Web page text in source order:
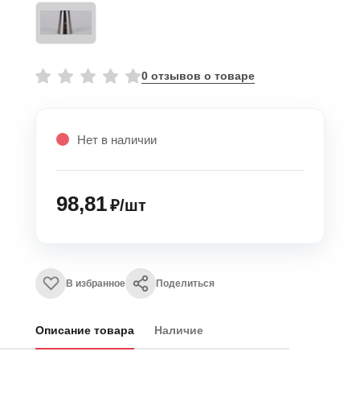
0 отзывов о товаре
Нет в наличии
98,81₽/шт
В избранное Поделиться
Описание товара Наличие